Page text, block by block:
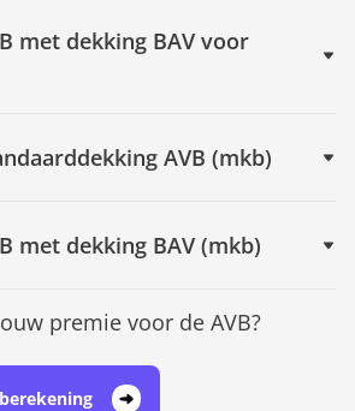
met dekking BAV voor
AVB (mkb)
met dekking BAV (mkb)
premie voor de AVB?